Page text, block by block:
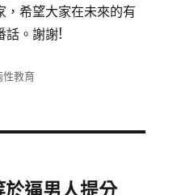
，希望大家在未來的有
話。謝謝!
性教育
逼男人提分